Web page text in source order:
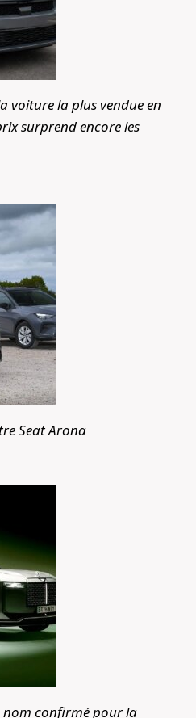
voiture la plus vendue en
surprend encore les
Seat Arona
nom confirmé pour la